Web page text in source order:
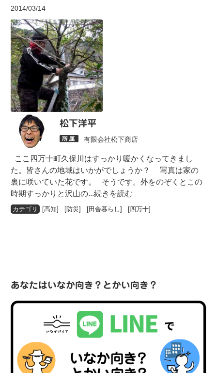
2014/03/14
松下洋平
有限会社松下商店
ここ四万十町久保川はすっかり暖かくなってきまし
た。皆さんの地域はいかがでしょうか？ 写真は家の
裏に咲いていた花です。 そうです。外をのぞくとこの
時期すっかりと沢山の...続きを読む
[高知] [防災] [田舎暮らし] [四万十]
あなたはいなか向き？とかい向き？